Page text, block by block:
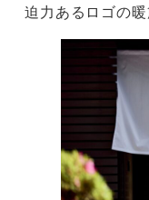
迫力あるロゴの